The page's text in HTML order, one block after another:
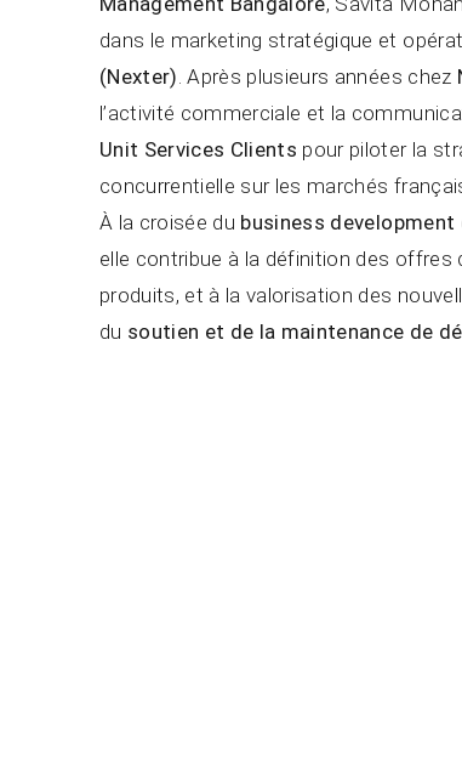
dans le marketing stratégique et
(Nexter). Après plusieurs années chez
l’activité commerciale et la
Unit Services Clients pour piloter la
concurrentielle sur les marchés
À la croisée du business development
elle contribue à la définition des
produits, et à la valorisation des
du soutien et de la maintenance de